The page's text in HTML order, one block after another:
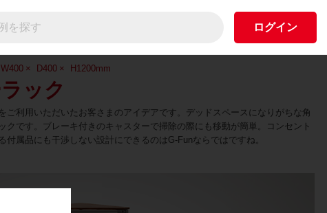
ログイン
W400 D400 H1200mm
ック
ご利用いただいたお客さまのアイデアです。デッドスペースになりがちな角
クです。ブレーキ付きのキャスターで掃除の際にも移動が簡単。コンセント
付属品にも干渉しない設計にできるのはG-Funならではですね。